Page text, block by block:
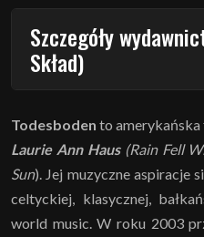
Szczegóły
Skład)
Todesboden to
Laurie Ann Haus (Rain Fell
Sun). Jej muzyczne aspiracje
celtyckiej, klasycznej,
world music. W roku 2003